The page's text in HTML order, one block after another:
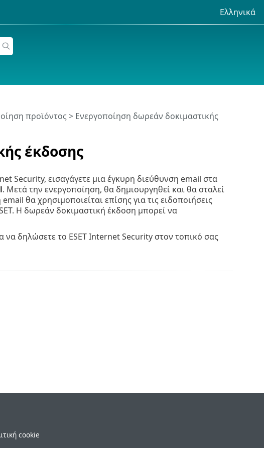
Ελληνικά
έκδοσης
προϊόντος> Ενεργοποίηση δωρεάν δοκιμαστικής
Security, εισαγάγετε μια έγκυρη διεύθυνση email στα
. Μετά την ενεργοποίηση, θα δημιουργηθεί και θα σταλεί
θα χρησιμοποιείται επίσης για τις ειδοποιήσεις
Η δωρεάν δοκιμαστική έκδοση μπορεί να
να δηλώσετε το ESET Internet Security στον τοπικό σας
cookie